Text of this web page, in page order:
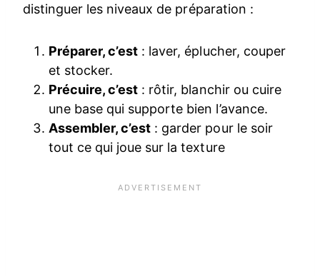
distinguer les niveaux de préparation :
Préparer, c’est : laver, éplucher, couper
et stocker.
Précuire, c’est : rôtir, blanchir ou cuire
une base qui supporte bien l’avance.
Assembler, c’est : garder pour le soir
tout ce qui joue sur la texture